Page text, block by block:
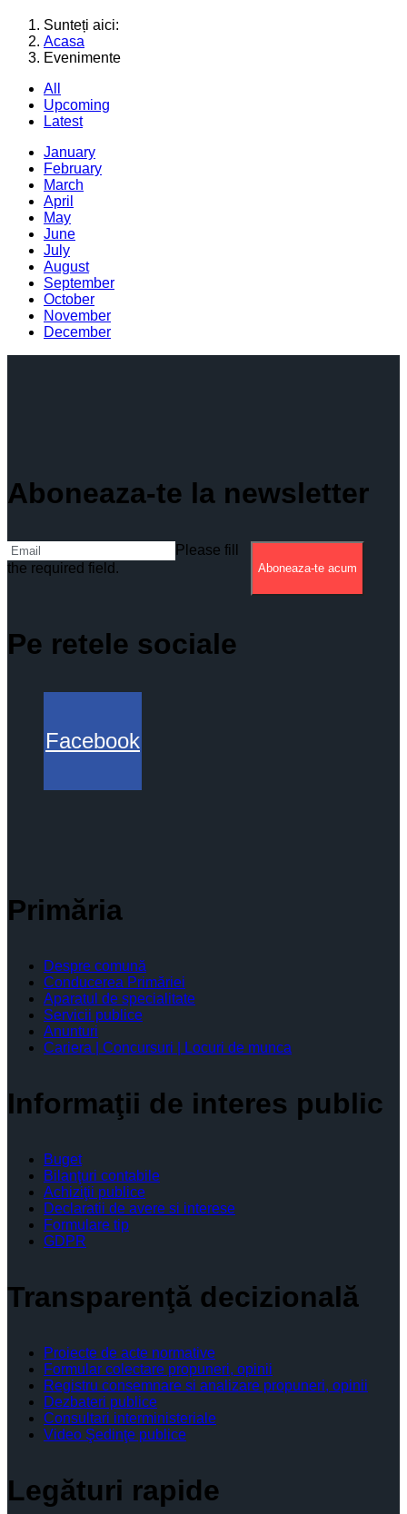
Sunteți aici:
Acasa
Evenimente
All
Upcoming
Latest
January
February
March
April
May
June
July
August
September
October
November
December
Aboneaza-te la newsletter
Please fill
the required field.
Aboneaza-te acum
Pe retele sociale
Facebook
Primăria
Despre comună
Conducerea Primăriei
Aparatul de specialitate
Servicii publice
Anunturi
Cariera | Concursuri | Locuri de munca
Informaţii de interes public
Buget
Bilanţuri contabile
Achiziţii publice
Declaratii de avere si interese
Formulare tip
GDPR
Transparenţă decizională
Proiecte de acte normative
Formular colectare propuneri, opinii
Registru consemnare si analizare propuneri, opinii
Dezbateri publice
Consultari interministeriale
Video Şedinţe publice
Legături rapide